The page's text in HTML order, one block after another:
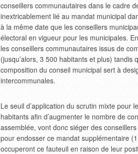
conseillers communautaires dans le cadre
inextricablement lié au mandat municipal
à la même date que les conseillers
électoral en vigueur pour les municipales.
les conseillers communautaires issus de
(jusqu’alors, 3 500 habitants et plus) tandis
composition du conseil municipal sert à
intercommunales.
Le seuil d’application du scrutin mixte pour
habitants afin d’augmenter le nombre de
assemblée, vont donc siéger des
pour endosser ce mandat supplémentaire
occuperont ce fauteuil en raison de leur